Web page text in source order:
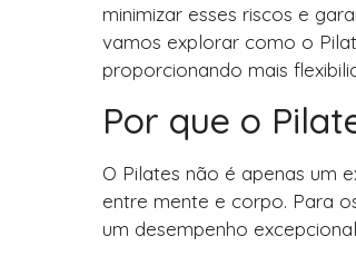
minimizar esses riscos e
vamos explorar como o
proporcionando mais
Por que o
O Pilates não é apenas um
entre mente e corpo. Para
um desempenho